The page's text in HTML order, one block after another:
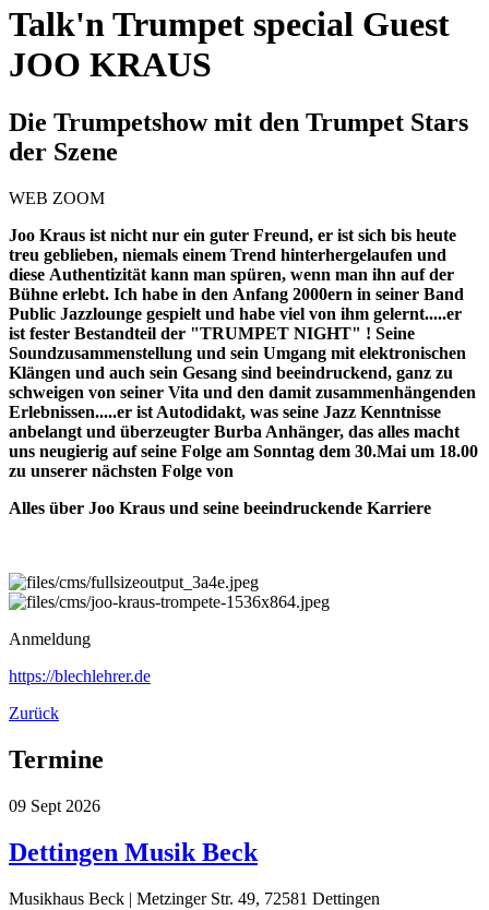
Talk'n Trumpet special Guest
JOO KRAUS
Die Trumpetshow mit den Trumpet Stars
der Szene
WEB ZOOM
Joo Kraus ist nicht nur ein guter Freund, er ist sich bis heute
treu geblieben, niemals einem Trend hinterhergelaufen und
diese Authentizität kann man spüren, wenn man ihn auf der
Bühne erlebt. Ich habe in den Anfang 2000ern in seiner Band
Public Jazzlounge gespielt und habe viel von ihm gelernt.....er
ist fester Bestandteil der "TRUMPET NIGHT" ! Seine
Soundzusammenstellung und sein Umgang mit elektronischen
Klängen und auch sein Gesang sind beeindruckend, ganz zu
schweigen von seiner Vita und den damit zusammenhängenden
Erlebnissen.....er ist Autodidakt, was seine Jazz Kenntnisse
anbelangt und überzeugter Burba Anhänger, das alles macht
uns neugierig auf seine Folge am Sonntag dem 30.Mai um 18.00
zu unserer nächsten Folge von
Alles über Joo Kraus und seine beeindruckende Karriere
Anmeldung
https://blechlehrer.de
Zurück
Termine
09 Sept 2026
Dettingen Musik Beck
Musikhaus Beck | Metzinger Str. 49, 72581 Dettingen